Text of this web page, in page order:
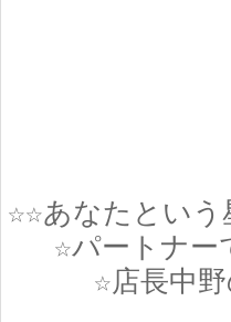
☆☆あなたとい
☆パートナー
☆店長中野